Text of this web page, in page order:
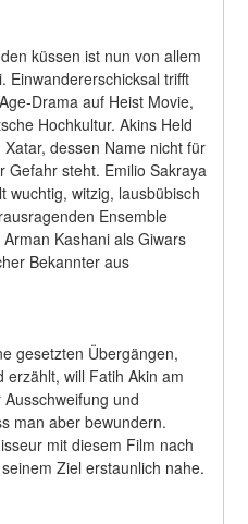
küssen ist nun von allem
Einwandererschicksal trifft
Drama auf Heist Movie,
Hochkultur. Akins Held
dessen Name nicht für
Gefahr steht. Emilio Sakraya
wuchtig, witzig, lausbübisch
Ensemble
Kashani als Giwars
Bekannter aus
gesetzten Übergängen,
will Fatih Akin am
und
man aber bewundern.
mit diesem Film nach
Ziel erstaunlich nahe.